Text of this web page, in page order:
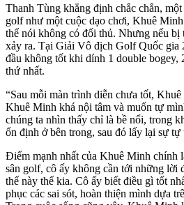
Thanh Tùng khẳng định chắc chắn,
golf như một cuộc dạo chơi, Khuê
thể nói không có đối thủ. Nhưng nếu bị
xảy ra. Tại Giải Vô địch Golf Quốc gia
đầu không tốt khi dính 1 double bogey,
thứ nhất.
“Sau mỗi màn trình diễn chưa tốt,
Khuê Minh khá nội tâm và muốn tự
chúng ta nhìn thấy chỉ là bề nổi, trong
ổn định ở bên trong, sau đó lấy lại sự tự
Điểm mạnh nhất của Khuê Minh chính
sân golf, cô ấy không cần tới những lời
thế này thế kia. Cô ấy biết điều gì tốt
phục các sai sót, hoàn thiện mình dựa